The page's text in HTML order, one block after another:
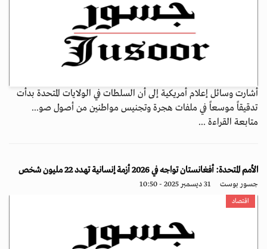
أشارت وسائل إعلام أمريكية إلى أن السلطات في الولايات المتحدة بدأت
تدقيقاً موسعاً في ملفات هجرة وتجنيس مواطنين من أصول صو...
متابعة القراءة ...
الأمم المتحدة: أفغانستان تواجه في 2026 أزمة إنسانية تهدد 22 مليون شخص
جسور بوست 31 ديسمبر 2025 - 10:50
اقتصاد